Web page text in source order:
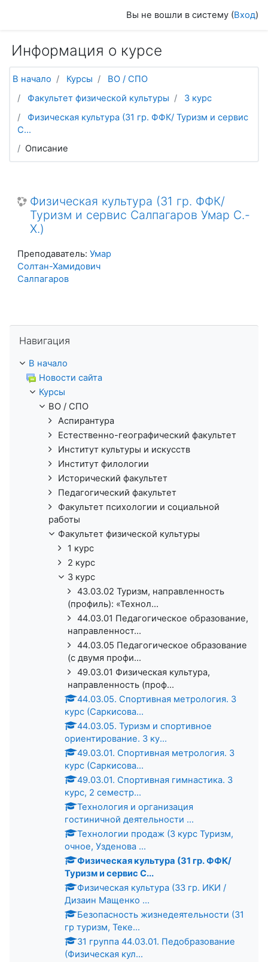
Вы не вошли в систему (Вход)
Информация о курсе
В начало Курсы
ВО / СПО
Факультет физической культуры
3 курс
Физическая культура (31 гр. ФФК/ Туризм и сервис
С...
Описание
Физическая культура (31 гр. ФФК/
Туризм и сервис Салпагаров Умар С.-
Х.)
Преподаватель: Умар
Солтан-Хамидович
Салпагаров
Навигация
В начало
Новости сайта
Курсы
ВО / СПО
Аспирантура
Естественно-географический факультет
Институт культуры и искусств
Институт филологии
Исторический факультет
Педагогический факультет
Факультет психологии и социальной
работы
Факультет физической культуры
1 курс
2 курс
3 курс
43.03.02 Туризм, направленность
(профиль): «Технол...
44.03.01 Педагогическое образование,
направленност...
44.03.05 Педагогическое образование
(с двумя профи...
49.03.01 Физическая культура,
направленность (проф...
44.03.05. Спортивная метрология. 3
курс (Саркисова...
44.03.05. Туризм и спортивное
ориентирование. 3 ку...
49.03.01. Спортивная метрология. 3
курс (Саркисова...
49.03.01. Спортивная гимнастика. 3
курс, 2 семестр...
Технология и организация
гостиничной деятельности ...
Технологии продаж (3 курс Туризм,
очное, Узденова ...
Физическая культура (31 гр. ФФК/
Туризм и сервис С...
Физическая культура (33 гр. ИКИ /
Дизаин Мащенко ...
Безопасность жизнедеятельности (31
гр туризм, Теке...
31 группа 44.03.01. Педобразование
(Физическая кул...